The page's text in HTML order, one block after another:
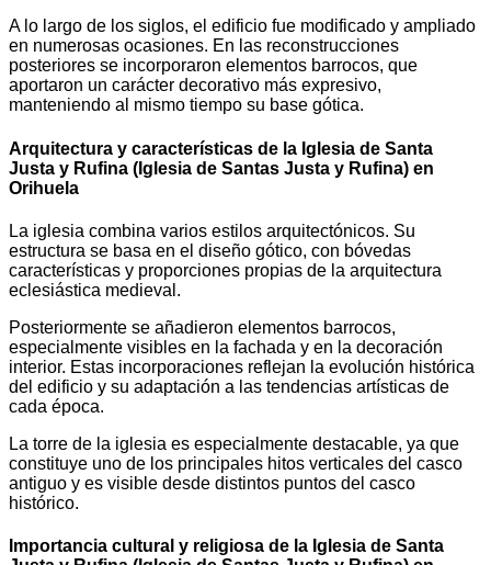
A lo largo de los siglos, el edificio fue modificado y ampliado
en numerosas ocasiones. En las reconstrucciones
posteriores se incorporaron elementos barrocos, que
aportaron un carácter decorativo más expresivo,
manteniendo al mismo tiempo su base gótica.
Arquitectura y características de la Iglesia de Santa
Justa y Rufina (Iglesia de Santas Justa y Rufina) en
Orihuela
La iglesia combina varios estilos arquitectónicos. Su
estructura se basa en el diseño gótico, con bóvedas
características y proporciones propias de la arquitectura
eclesiástica medieval.
Posteriormente se añadieron elementos barrocos,
especialmente visibles en la fachada y en la decoración
interior. Estas incorporaciones reflejan la evolución histórica
del edificio y su adaptación a las tendencias artísticas de
cada época.
La torre de la iglesia es especialmente destacable, ya que
constituye uno de los principales hitos verticales del casco
antiguo y es visible desde distintos puntos del casco
histórico.
Importancia cultural y religiosa de la Iglesia de Santa